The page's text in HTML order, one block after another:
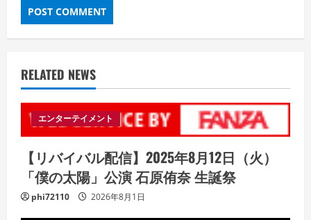
RELATED NEWS
エンターテイメント
【リバイバル配信】2025年8月12日（火）
「僕の太陽」公演 石原侑奈 生誕祭
phi72110 2026年8月1日